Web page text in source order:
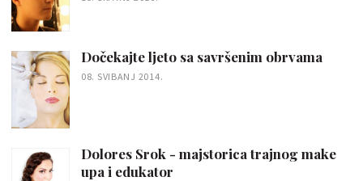
Dočekajte ljeto sa savršenim obrvama
08. SVIBANJ 2014.
Dolores Srok - majstorica trajnog make
upa i edukator